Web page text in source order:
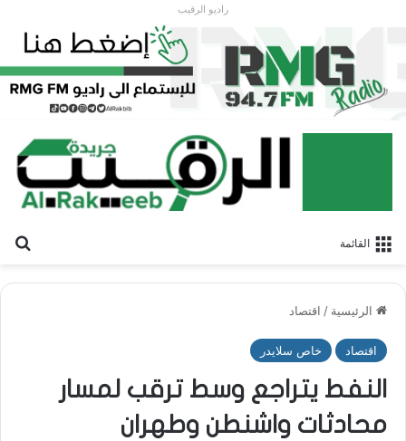
راديو الرقيب
القائمة
الرئيسية / اقتصاد
اقتصاد خاص سلايدر
النفط يتراجع وسط ترقب لمسار
محادثات واشنطن وطهران